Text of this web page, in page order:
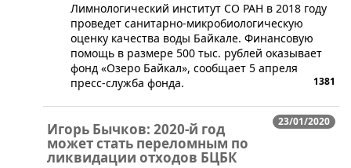
Лимнологический институт СО РАН в 2018 году
проведет санитарно-микробиологическую
оценку качества воды Байкале. Финансовую
помощь в размере 500 тыс. рублей оказывает
фонд «Озеро Байкал», сообщает 5 апреля
пресс-служба фонда.
1381
23/01/2020
Игорь Бычков: 2020-й год
может стать переломным по
ликвидации отходов БЦБК